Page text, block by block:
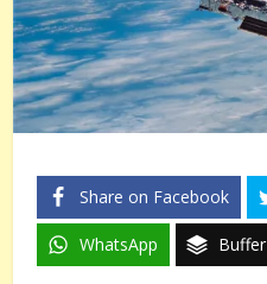
Share on Facebook
WhatsApp Buffer